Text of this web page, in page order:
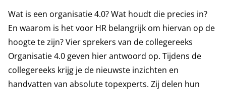
Wat is een organisatie 4.0? Wat houdt die precies in?
En waarom is het voor HR belangrijk om hiervan op de
hoogte te zijn? Vier sprekers van de collegereeks
Organisatie 4.0 geven hier antwoord op. Tijdens de
collegereeks krijg je de nieuwste inzichten en
handvatten van absolute topexperts. Zij delen hun